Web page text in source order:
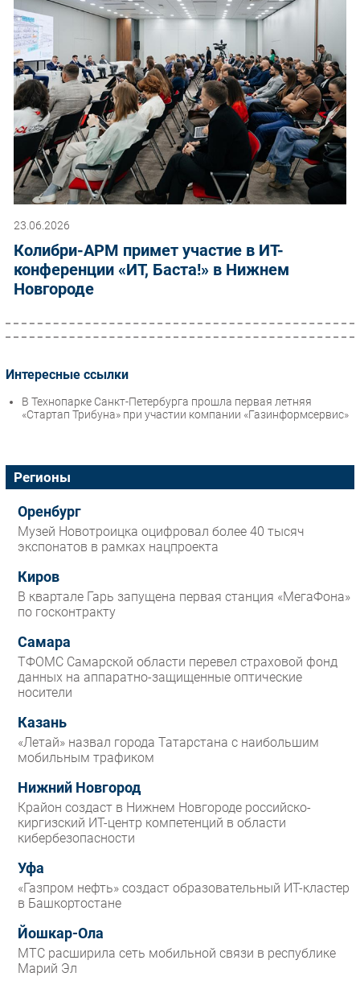
23.06.2026
Колибри-АРМ примет участие в ИТ-
конференции «ИТ, Баста!» в Нижнем
Новгороде
Интересные ссылки
В Технопарке Санкт-Петербурга прошла первая летняя
«Стартап Трибуна» при участии компании «Газинформсервис»
Регионы
Оренбург
Музей Новотроицка оцифровал более 40 тысяч
экспонатов в рамках нацпроекта
Киров
В квартале Гарь запущена первая станция «МегаФона»
по госконтракту
Самара
ТФОМС Самарской области перевел страховой фонд
данных на аппаратно-защищенные оптические
носители
Казань
«Летай» назвал города Татарстана с наибольшим
мобильным трафиком
Нижний Новгород
Крайон создаст в Нижнем Новгороде российско-
киргизский ИТ-центр компетенций в области
кибербезопасности
Уфа
«Газпром нефть» создаст образовательный ИТ-кластер
в Башкортостане
Йошкар-Ола
МТС расширила сеть мобильной связи в республике
Марий Эл